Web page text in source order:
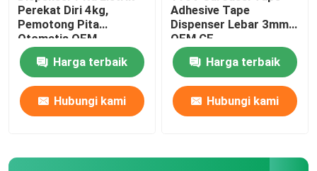
Dispenser Air Hewan Peliharaan
Mesin Gelembung Mikro Untuk Anjing
Perekat Diri 4kg,
Pemotong Pita
Otomatis OEM
Harga terbaik
Hubungi kami
Adhesive Tape
Dispenser Lebar 3mm
OEM CE
Harga terbaik
Hubungi kami